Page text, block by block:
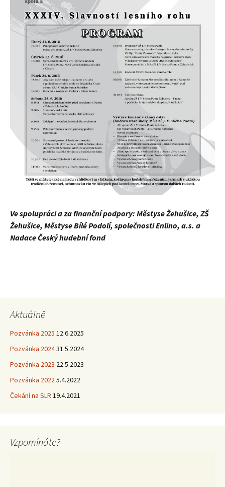
Ve spolupráci a za finanční podpory: Městyse Žehušice, ZŠ
Žehušice, Městyse Bílé Podolí, společnosti Enlino, a.s. a
Nadace Český hudební fond
Aktuálně
Pozvánka 2025 12.6.2025
Pozvánka 202431.5.2024
Pozvánka 2023 22.5.2023
Pozvánka 20225.4.2022
Čekání na SLR 19.4.2021
Vzpomínáte?